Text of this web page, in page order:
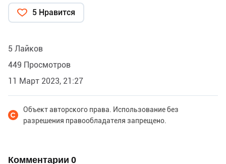
5 Нравится
5 Лайков
449 Просмотров
11 Март 2023, 21:27
Объект авторского права. Использование без
разрешения правообладателя запрещено.
Комментарии 0